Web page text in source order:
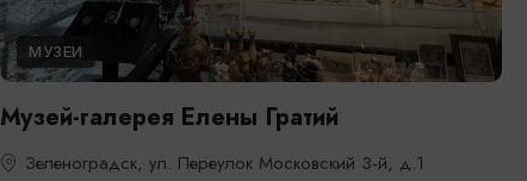
МУЗЕИ
Музей-галерея Елены Гратий
Зеленоградск, ул. Переулок Московский 3-й, д.1